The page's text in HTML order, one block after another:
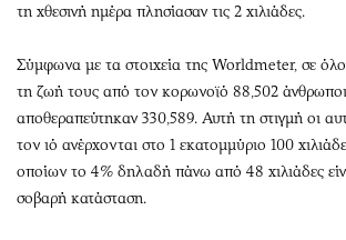
Εικαστικά
Χειρόγραφα
Προσφορές
Επιστολές
τη χθεσινή ημέρα πλησίασαν τις 2 χιλιάδες.
Σύμφωνα με τα στοιχεία της Worldmeter, σε
τη ζωή τους από τον κορωνοϊό 88,502
αποθεραπεύτηκαν 330,589. Αυτή τη στιγμή οι
τον ιό ανέρχονται στο 1 εκατομμύριο 100
οποίων το 4% δηλαδή πάνω από 48 χιλιάδες
σοβαρή κατάσταση.